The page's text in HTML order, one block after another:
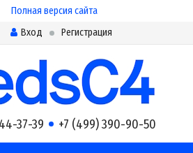
Полная версия сайта
Вход
Регистрация
37-39 +7 (499) 390-90-50